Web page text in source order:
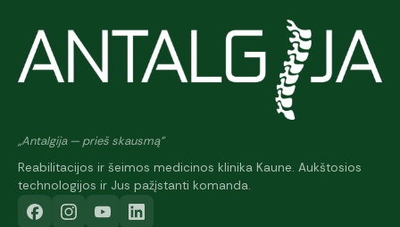
„Antalgija — prieš skausmą"
Reabilitacijos ir šeimos medicinos klinika Kaune. Aukštosios
technologijos ir Jus pažįstanti komanda.